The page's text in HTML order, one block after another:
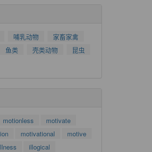
哺乳动物
家畜家禽
鱼类 壳类动物
昆虫
motionless
motivate
motivational
motive
illogical